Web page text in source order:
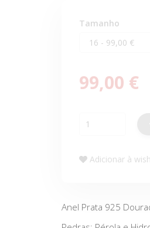
Tamanho
99,00 €
Adicionar à
Anel Prata 925